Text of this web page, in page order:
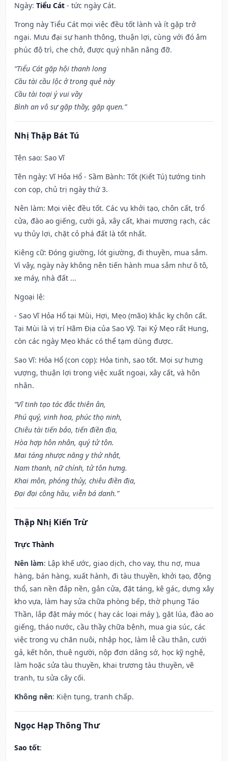
Ngày: Tiểu Cát - tức ngày Cát.
Trong này Tiểu Cát mọi việc đều tốt lành và ít gặp trở
ngại. Mưu đại sự hanh thông, thuận lợi, cùng với đó âm
phúc độ trì, che chở, được quý nhân nâng đỡ.
“Tiểu Cát gặp hội thanh long
Cầu tài cầu lộc ở trong quẻ này
Cầu tài toại ý vui vầy
Bình an vô sự gặp thầy, gặp quen.”
Nhị Thập Bát Tú
Tên sao: Sao Vĩ
Tên ngày: Vĩ Hỏa Hổ - Sầm Bành: Tốt (Kiết Tú) tướng tinh
con cọp, chủ trị ngày thứ 3.
Nên làm: Mọi việc đều tốt. Các vụ khởi tạo, chôn cất, trổ
cửa, đào ao giếng, cưới gả, xây cất, khai mương rạch, các
vụ thủy lợi, chặt cỏ phá đất là tốt nhất.
Kiêng cữ: Đóng giường, lót giường, đi thuyền, mua sắm.
Vì vậy, ngày này không nên tiến hành mua sắm như ô tô,
xe máy, nhà đất ...
Ngoại lệ:
- Sao Vĩ Hỏa Hổ tại Mùi, Hợi, Mẹo (mão) khắc kỵ chôn cất.
Tại Mùi là vị trí Hãm Địa của Sao Vỹ. Tại Kỷ Mẹo rất Hung,
còn các ngày Mẹo khác có thể tạm dùng được.
Sao Vĩ: Hỏa Hổ (con cọp): Hỏa tinh, sao tốt. Mọi sự hưng
vượng, thuận lợi trong việc xuất ngoại, xây cất, và hôn
nhân.
“Vĩ tinh tạo tác đắc thiên ân,
Phú quý, vinh hoa, phúc thọ ninh,
Chiêu tài tiến bảo, tiến điền địa,
Hòa hợp hôn nhân, quý tử tôn.
Mai táng nhược năng y thử nhật,
Nam thanh, nữ chính, tử tôn hưng.
Khai môn, phóng thủy, chiêu điền địa,
Đại đại công hầu, viễn bá danh.”
Thập Nhị Kiến Trừ
Trực Thành
Nên làm: Lập khế ước, giao dịch, cho vay, thu nợ, mua
hàng, bán hàng, xuất hành, đi tàu thuyền, khởi tạo, động
thổ, san nền đắp nền, gắn cửa, đặt táng, kê gác, dựng xây
kho vựa, làm hay sửa chữa phòng bếp, thờ phụng Táo
Thần, lắp đặt máy móc ( hay các loại máy ), gặt lúa, đào ao
giếng, tháo nước, cầu thầy chữa bệnh, mua gia súc, các
việc trong vụ chăn nuôi, nhập học, làm lễ cầu thân, cưới
gả, kết hôn, thuê người, nộp đơn dâng sớ, học kỹ nghệ,
làm hoặc sửa tàu thuyền, khai trương tàu thuyền, vẽ
tranh, tu sửa cây cối.
Không nên: Kiện tụng, tranh chấp.
Ngọc Hạp Thông Thư
Sao tốt: